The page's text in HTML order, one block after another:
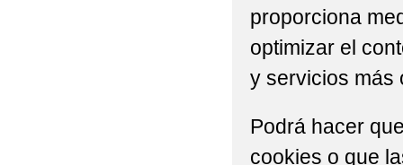
proporciona
optimizar el
y servicios más
Podrá hacer
cookies o que